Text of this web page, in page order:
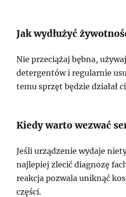
Jak wydłużyć
Nie przeciążaj bębna,
detergentów i regularnie
temu sprzęt będzie działał
Kiedy warto wezwać
Jeśli urządzenie wydaje
najlepiej zlecić diagnozę
reakcja pozwala uniknąć
części.